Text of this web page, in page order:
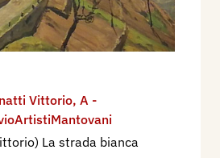
Vittorio, A -
La strada bianca